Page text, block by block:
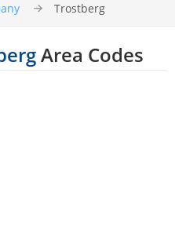
Trostberg
Area Codes